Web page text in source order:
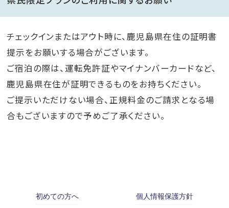
チェックインまたはアウト時に、鹿児島県在住の証明書
提示をお願いする場合がございます。
ご宿泊の際は、運転免許証やマイナンバーカードなど、
鹿児島県在住が証明できるものをお持ちください。
ご提示いただけない場合、正規料金のご請求となる場
合もございますので予めご了承ください。
初めての方へ 個人情報保護方針